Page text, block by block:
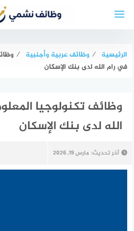
الرئيسية ⁄ وظائف عربية وأجنبية ⁄
في رام الله لدى بنك الإسكان
وظائف تكنولوجيا
الله لدى بنك الإسكان
آخر تحديث: مارس 19, 2026